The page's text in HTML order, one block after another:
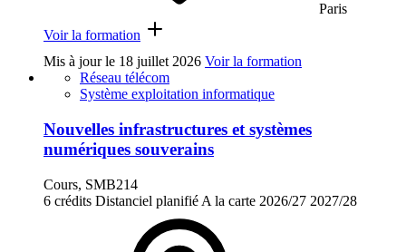
Paris
Voir la formation
Mis à jour le 18 juillet 2026 Voir la formation
Réseau télécom
Système exploitation informatique
Nouvelles infrastructures et systèmes
numériques souverains
Cours, SMB214
6 crédits Distanciel planifié A la carte 2026/27 2027/28